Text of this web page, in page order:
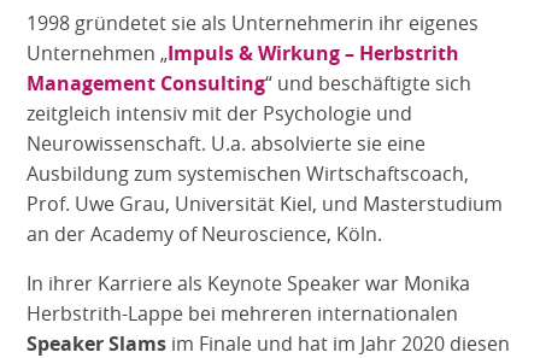
1998 gründetet sie als Unternehmerin ihr eigenes
Unternehmen „Impuls & Wirkung – Herbstrith
Management Consulting“ und beschäftigte sich
zeitgleich intensiv mit der Psychologie und
Neurowissenschaft. U.a. absolvierte sie eine
Ausbildung zum systemischen Wirtschaftscoach,
Prof. Uwe Grau, Universität Kiel, und Masterstudium
an der Academy of Neuroscience, Köln.
In ihrer Karriere als Keynote Speaker war Monika
Herbstrith-Lappe bei mehreren internationalen
Speaker Slams im Finale und hat im Jahr 2020 diesen